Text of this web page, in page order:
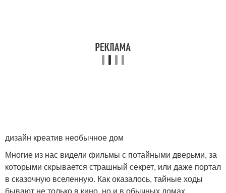
дизайн креатив необычное дом
Многие из нас видели фильмы с потайными дверьми, за
которыми скрывается страшный секрет, или даже портал
в сказочную вселенную. Как оказалось, тайные ходы